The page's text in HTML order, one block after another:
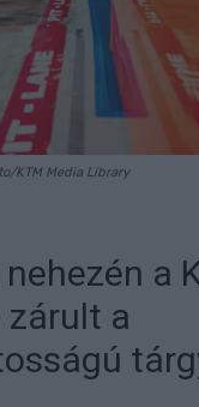
KTM Media Library
a
a